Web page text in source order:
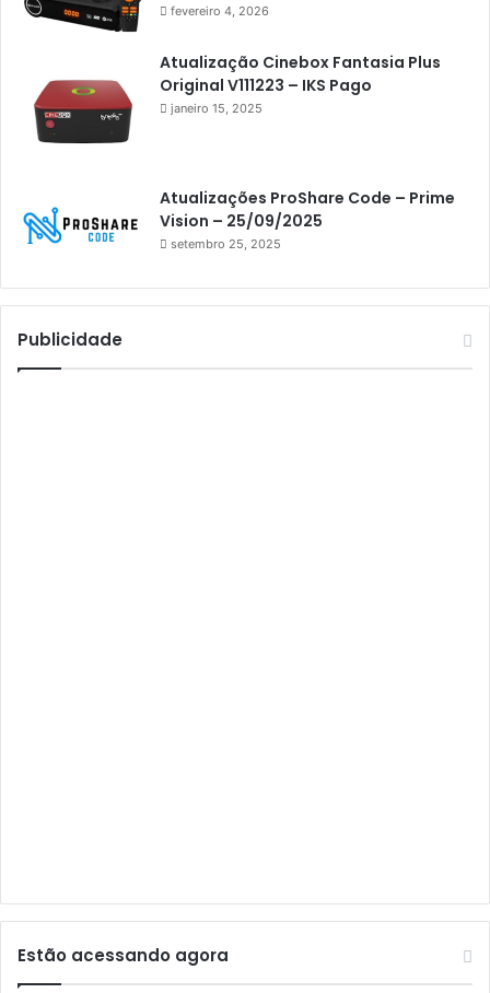
Athomics Eon
Athomics i3
Athomics i3 Bold
Athomics Inspire Qi
Athomics Inspire Qi Lite
Athomics S3
Athomics T3
Atto
AttoNet
Audisat K10 Urus
Audisat K30 Aventador
fevereiro 4, 2026
Atualização Cinebox Fantasia Plus
Original V111223 – IKS Pago
janeiro 15, 2025
Atualizações ProShare Code – Prime
Vision – 25/09/2025
setembro 25, 2025
Publicidade
Estão acessando agora